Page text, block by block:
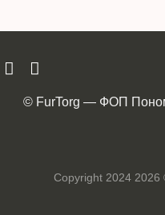
© FurTorg — ФОП
Copyright 2024 2026